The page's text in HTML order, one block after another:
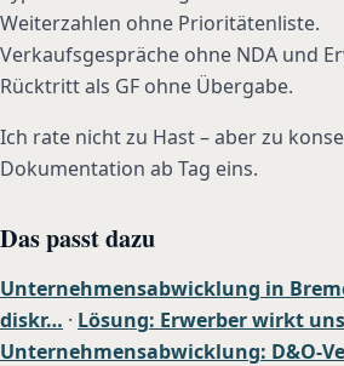
Weiterzahlen ohne Prioritätenliste.
Verkaufsgespräche ohne NDA und
Rücktritt als GF ohne Übergabe.
Ich rate nicht zu Hast – aber zu
Dokumentation ab Tag eins.
Das passt dazu
Unternehmensabwicklung in
diskr… · Lösung: Erwerber wirkt
Unternehmensabwicklung: D&O-